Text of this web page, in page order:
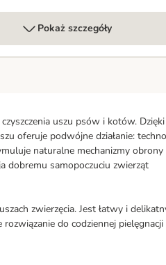
Pokaż szczegóły
uszu psów i kotów. Dzięki
oferuje podwójne działanie:
naturalne mechanizmy obrony
dobremu samopoczuciu zwierząt
zwierzęcia. Jest łatwy i
do codziennej pielęgnacji